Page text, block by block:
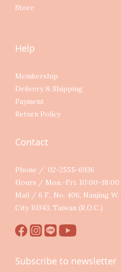
Store
Help
Membership
Delivery & Shipping
Payment
Return Policy
Contact
Phone / 02-2555-6936
Hours / Mon.-Fri. 10:00-18:00
Mail / 6 F., No. 406, Nanjing
City 10343, Taiwan (R.O.C.)
Subscribe to newsletter